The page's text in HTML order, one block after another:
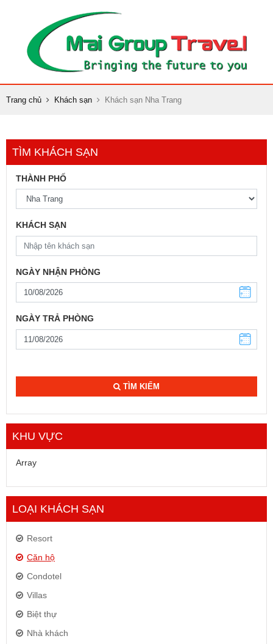
Trang chủ Khách sạn Khách sạn Nha Trang
TÌM KHÁCH SẠN
THÀNH PHỐ
KHÁCH SẠN
NGÀY NHẬN PHÒNG
NGÀY TRẢ PHÒNG
TÌM KIẾM
KHU VỰC
Array
LOẠI KHÁCH SẠN
Resort
Căn hộ
Condotel
Villas
Biệt thự
Nhà khách